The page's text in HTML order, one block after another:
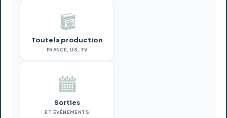
Toute la production
FRANCE, US, TV
Sorties
ET ÉVÉNEMENTS